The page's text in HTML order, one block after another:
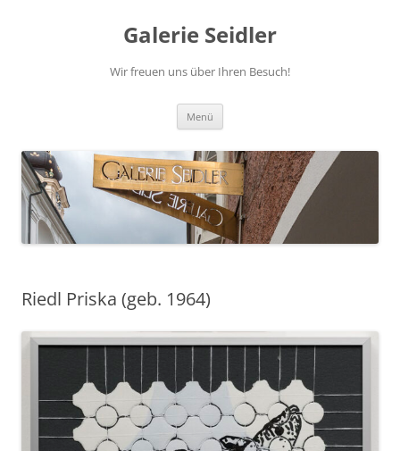
Galerie Seidler
Wir freuen uns über Ihren Besuch!
Menü
Riedl Priska (geb. 1964)